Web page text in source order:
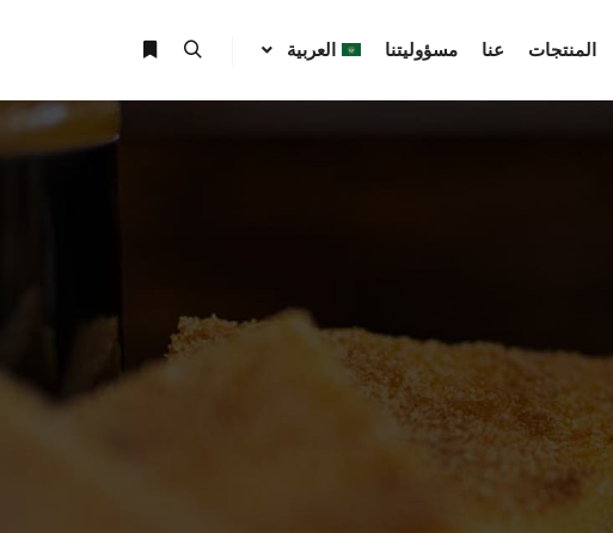
المنتجات عنا مسؤوليتنا العربية